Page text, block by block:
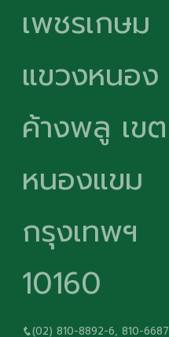
เพชรเกษม
แขวงหนอง
ค้างพลู เขต
หนองแขม
กรุงเทพฯ
10160
(02) 810-8892-6, 810-6687